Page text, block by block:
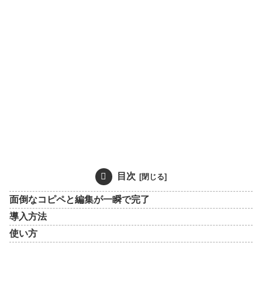
目次
面倒なコピペと編集が一瞬で完了
導入方法
使い方